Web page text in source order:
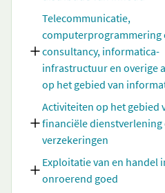
Telecommunicatie,
computerprogrammering
consultancy, informatica-
infrastructuur en overige
op het gebied van
Activiteiten op het gebied
financiële dienstverlening
verzekeringen
Exploitatie van en handel
onroerend goed